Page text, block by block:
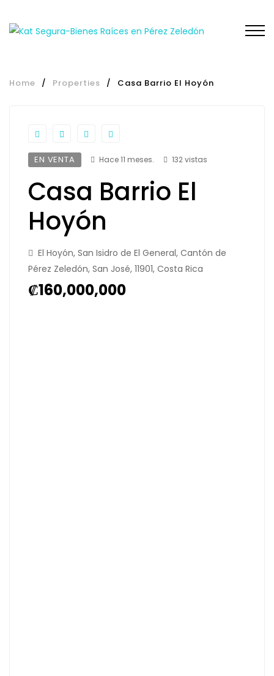
Home / Properties / Casa Barrio El Hoyón
EN VENTA Hace 11 meses. 132 vistas
Casa Barrio El
Hoyón
El Hoyón, San Isidro de El General, Cantón de
Pérez Zeledón, San José, 11901, Costa Rica
₡160,000,000